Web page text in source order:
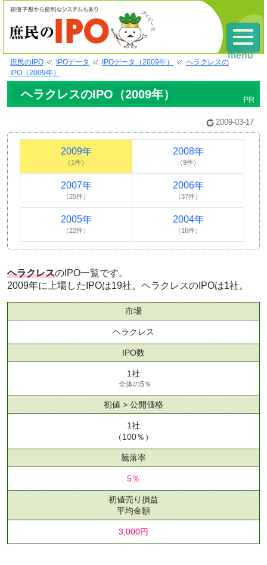
庶民のIPO IPOデータ IPOデータ（2009年）
ヘラクレスの
IPO（2009年）
ヘラクレスのIPO（2009年）
2009-03-17
2009年
（1件）
2008年
（9件）
2007年
（25件）
2006年
（37件）
2005年
（22件）
2004年
（16件）
ヘラクレスのIPO一覧です。
2009年に上場したIPOは19社。ヘラクレスのIPOは1社。
市場
ヘラクレス
IPO数
1社
全体の5％
初値 > 公開価格
1社
（100％）
騰落率
5％
初値売り損益
平均金額
3,000円
menu